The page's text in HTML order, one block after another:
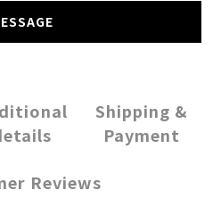
Shipping &
Payment
Reviews